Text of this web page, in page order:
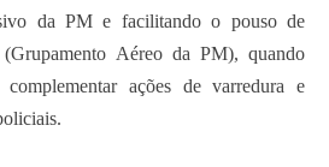
da PM e facilitando o pouso de
Aéreo da PM), quando
complementar ações de varredura e